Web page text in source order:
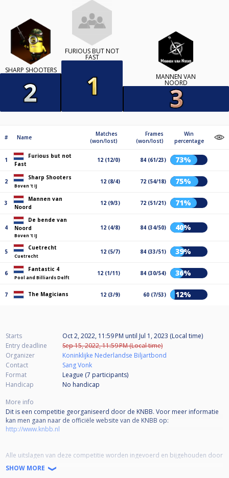
SHARP SHOOTERS
FURIOUS BUT NOT
FAST
MANNEN VAN
NOORD
# Name
Matches
(won/lost)
Frames
(won/lost)
Win
percentage
1
Furious but not
Fast
12 (12/0) 84 (61/23) 73%
2
Sharp Shooters
Boven 't IJ
12 (8/4) 72 (54/18) 75%
3
Mannen van
Noord
12 (9/3) 72 (51/21) 71%
4
De bende van
Noord
Boven 't IJ
12 (4/8) 84 (34/50) 40%
5
Cuetrecht
Cuetrecht
12 (5/7) 84 (33/51) 39%
6
Fantastic 4
Pool and Billiards Delft
12 (1/11) 84 (30/54) 36%
7 The Magicians 12 (3/9) 60 (7/53) 12%
Starts Oct 2, 2022, 11:59 PM until Jul 1, 2023 (Local time)
Entry deadline
Sep 15, 2022, 11:59 PM (Local time)
Organizer
Koninklijke Nederlandse Biljartbond
Contact
Sang Vonk
Format
League (7 participants)
Handicap
No handicap
More info
Dit is een competitie georganiseerd door de KNBB. Voor meer informatie
kan men gaan naar de officiële website van de KNBB op:
http://www.knbb.nl
Alle uitslagen van deze competitie worden ingevoerd en bijgehouden door
de teamleiders en wedstrijdleiders. Mochten er vragen of problemen zijn,
kan men hiervoor naar de helpdesk van de KNBB gaan:
SHOW MORE